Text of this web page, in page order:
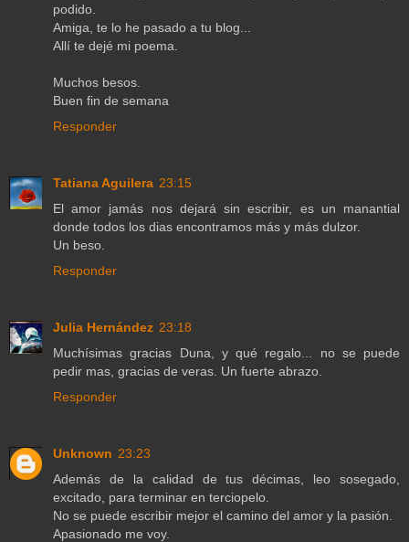
podido.
Amiga, te lo he pasado a tu blog...
Allí te dejé mi poema.
Muchos besos.
Buen fin de semana
Responder
Tatiana Aguilera 23:15
El amor jamás nos dejará sin escribir, es un manantial
donde todos los dias encontramos más y más dulzor.
Un beso.
Responder
Julia Hernández 23:18
Muchísimas gracias Duna, y qué regalo... no se puede
pedir mas, gracias de veras. Un fuerte abrazo.
Responder
Unknown 23:23
Además de la calidad de tus décimas, leo sosegado,
excitado, para terminar en terciopelo.
No se puede escribir mejor el camino del amor y la pasión.
Apasionado me voy.